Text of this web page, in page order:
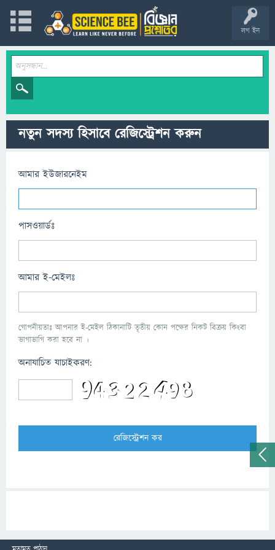
লগ ইন
নতুন সদস্য হিসাবে রেজিস্ট্রেশন করুন
আমার ইউজারনেইম
পাসওয়ার্ডঃ
আমার ই-মেইলঃ
গোপনীয়তাঃ আপনার ই-মেইল ঠিকানাটি তৃতীয় কোন পক্ষের নিকট বিক্রয় কিংবা
ভাগাভাগি করা হবে না ।
অনাযাচিত যাচাইকরণ: